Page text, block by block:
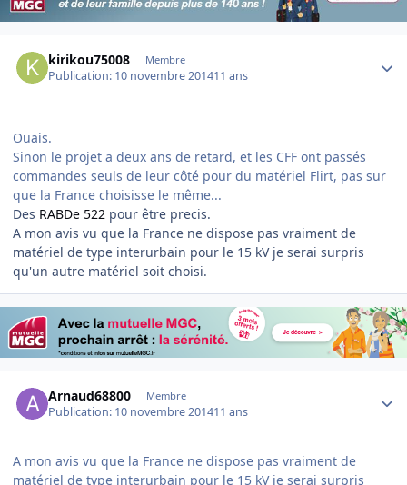
kirikou75008 Membre
Publication: 10 novembre 201411 ans
Ouais.
Sinon le projet a deux ans de retard, et les CFF ont passés
commandes seuls de leur côté pour du matériel Flirt, pas sur
que la France choisisse le même...
Des RABDe 522 pour être precis.
A mon avis vu que la France ne dispose pas vraiment de
matériel de type interurbain pour le 15 kV je serai surpris
qu'un autre matériel soit choisi.
Arnaud68800 Membre
Publication: 10 novembre 201411 ans
A mon avis vu que la France ne dispose pas vraiment de
matériel de type interurbain pour le 15 kV je serai surpris